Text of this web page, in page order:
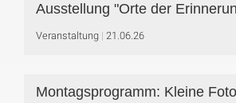
Ausstellung "Orte der
Veranstaltung 21.06.26
Montagsprogramm: Kleine